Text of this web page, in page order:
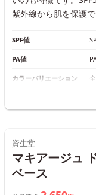
紫外線から肌を保護で
SPF値
PA値
カラーバリエーション
資生堂
マキアージュ
ベース